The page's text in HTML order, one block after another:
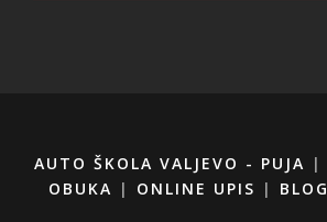
AUTO ŠKOLA VALJEVO - PUJA |
OBUKA | ONLINE UPIS | BLOG